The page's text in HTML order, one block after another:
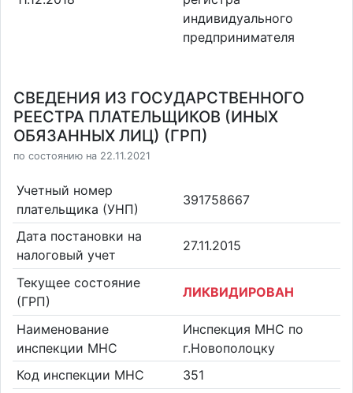
индивидуального
предпринимателя
СВЕДЕНИЯ ИЗ ГОСУДАРСТВЕННОГО
РЕЕСТРА ПЛАТЕЛЬЩИКОВ (ИНЫХ
ОБЯЗАННЫХ ЛИЦ) (ГРП)
по состоянию на 22.11.2021
Учетный номер
плательщика (УНП)
391758667
Дата постановки на
налоговый учет
27.11.2015
Текущее состояние
(ГРП)
ЛИКВИДИРОВАН
Наименование
инспекции МНС
Инспекция МНС по
г.Новополоцку
Код инспекции МНС
351